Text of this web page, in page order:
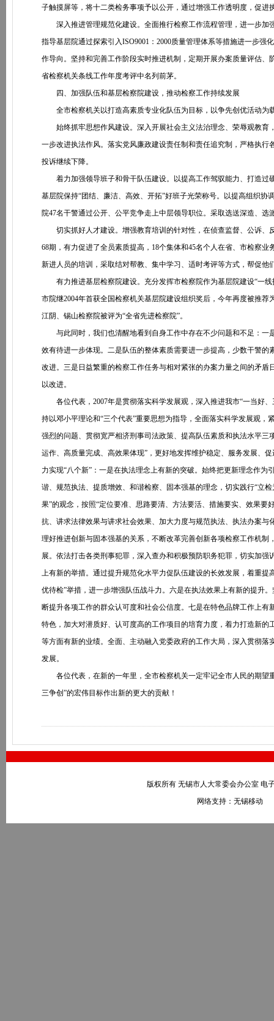
子触摸屏等，将十二类检务事项予以公开，通过增强工作透明度，促进
深入推进管理规范化建设。全面推行检察工作流程管理，进一步加
指导基层院通过探索引入ISO9001：2000质量管理体系等措施进一步
作导向。坚持和完善工作阶段实时推进机制，定期开展办案质量评估
省检察机关条线工作年度考评中名列前茅。
四、加强队伍和基层检察院建设，推动检察工作持续发展
全市检察机关以打造高素质专业化队伍为目标，以争先创优活动为
始终抓牢思想作风建设。深入开展社会主义法治理念、荣辱观教育
一步改进执法作风。落实党风廉政建设责任制和责任追究制，严格执
投诉继续下降。
着力加强领导班子和骨干队伍建设。以提高工作驾驭能力、打造过
基层院保持“团结、廉洁、高效、开拓”好班子光荣称号。以提高组织
院47名干警通过公开、公平竞争走上中层领导职位。采取选送深造、
切实抓好人才建设。增强教育培训的针对性，在侦查监督、公诉、
68期，有力促进了全员素质提高，18个集体和45名个人在省、市检察
新进人员的培训，采取结对帮教、集中学习、适时考评等方式，帮促他
有力推进基层检察院建设。充分发挥市检察院作为基层院建设“一线
市院继2004年首获全国检察机关基层院建设组织奖后，今年再度被推
江阴、锡山检察院被评为“全省先进检察院”。
与此同时，我们也清醒地看到自身工作中存在不少问题和不足：一
效有待进一步体现。二是队伍的整体素质需要进一步提高，少数干警
改进。三是日益繁重的检察工作任务与相对紧张的办案力量之间的矛
以改进。
各位代表，2007年是贯彻落实科学发展观，深入推进我市“一当好、
持以邓小平理论和“三个代表”重要思想为指导，全面落实科学发展观
强烈的问题、贯彻宽严相济刑事司法政策、提高队伍素质和执法水平
运作、高质量完成、高效果体现”，更好地发挥维护稳定、服务发展、
力实现“八个新”：一是在执法理念上有新的突破。始终把更新理念作
谐、规范执法、提质增效、和谐检察、固本强基的理念，切实践行“立
果”的观念，按照“定位要准、思路要清、方法要活、措施要实、效果
抗、讲求法律效果与讲求社会效果、加大力度与规范执法、执法办案
理好推进创新与固本强基的关系，不断改革完善创新各项检察工作机
展。依法打击各类刑事犯罪，深入查办和积极预防职务犯罪，切实加
上有新的举措。通过提升规范化水平力促队伍建设的长效发展，着重
优待检”举措，进一步增强队伍战斗力。六是在执法效果上有新的提升
断提升各项工作的群众认可度和社会公信度。七是在特色品牌工作上
特色，加大对潜质好、认可度高的工作项目的培育力度，着力打造新
等方面有新的业绩。全面、主动融入党委政府的工作大局，深入贯彻
发展。
各位代表，在新的一年里，全市检察机关一定牢记全市人民的期望
三争创”的宏伟目标作出新的更大的贡献！
版权所有 无锡市人大常委会办公室 电
网络支持：无锡移动